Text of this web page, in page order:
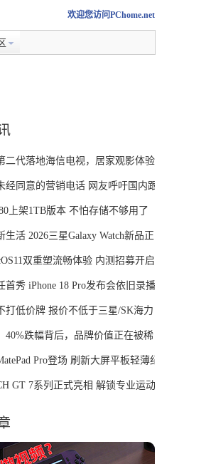
欢迎您访问PChome.net
二代落地海信电视，居家观影体验
升级？
经同意的营销电话 网友呼吁国内跟
上架1TB版本 不怕存储不够用了
生活 2026三星Galaxy Watch新品正
双重塑流畅体验 内测招募开启
首秀 iPhone 18 Pro发布会依旧录播
打低价牌 报价不低于三星/SK海力
40%跌幅背后，品牌价值正在被稀
Pro登场 刷新大屏平板轻薄纪
GT 7系列正式亮相 解锁专业运动